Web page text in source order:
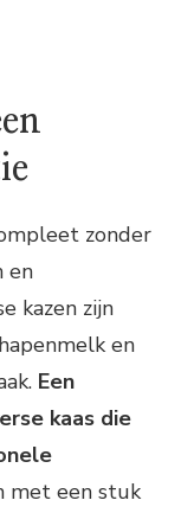
zonder
en
kazen zijn
en
Een
kaas die
met een stuk